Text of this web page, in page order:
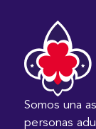
Somos una
personas